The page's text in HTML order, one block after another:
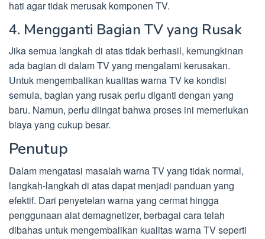
hati agar tidak merusak komponen TV.
4. Mengganti Bagian TV yang Rusak
Jika semua langkah di atas tidak berhasil, kemungkinan
ada bagian di dalam TV yang mengalami kerusakan.
Untuk mengembalikan kualitas warna TV ke kondisi
semula, bagian yang rusak perlu diganti dengan yang
baru. Namun, perlu diingat bahwa proses ini memerlukan
biaya yang cukup besar.
Penutup
Dalam mengatasi masalah warna TV yang tidak normal,
langkah-langkah di atas dapat menjadi panduan yang
efektif. Dari penyetelan warna yang cermat hingga
penggunaan alat demagnetizer, berbagai cara telah
dibahas untuk mengembalikan kualitas warna TV seperti